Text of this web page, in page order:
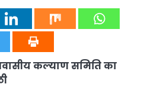
कल्याण समिति का